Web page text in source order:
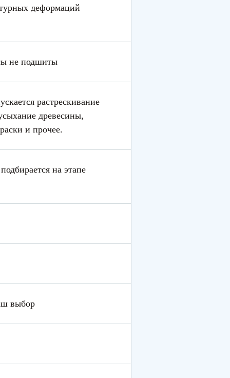
деформаций
не подшиты
растрескивание
древесины,
и прочее.
на этапе
выбор